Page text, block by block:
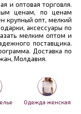
и оптовая торговля.
ценам, по ценам
крупный опт, мелкий
аксессуары по
мелким оптом и
поставщика.
Доставка по
Молдавия.
Одежда женская